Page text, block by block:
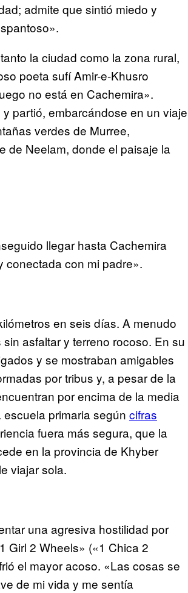
admite que sintió miedo y
la ciudad como la zona rural,
poeta sufí Amir-e-Khusro
no está en Cachemira».
partió, embarcándose en un viaje
verdes de Murree,
de Neelam, donde el paisaje la
llegar hasta Cachemira
conectada con mi padre».
en seis días. A menudo
asfaltar y terreno rocoso. En su
y se mostraban amigables
por tribus y, a pesar de la
por encima de la media
primaria según cifras
fuera más segura, que la
en la provincia de Khyber
viajar sola.
una agresiva hostilidad por
Girl 2 Wheels» («1 Chica 2
el mayor acoso. «Las cosas se
de mi vida y me sentía